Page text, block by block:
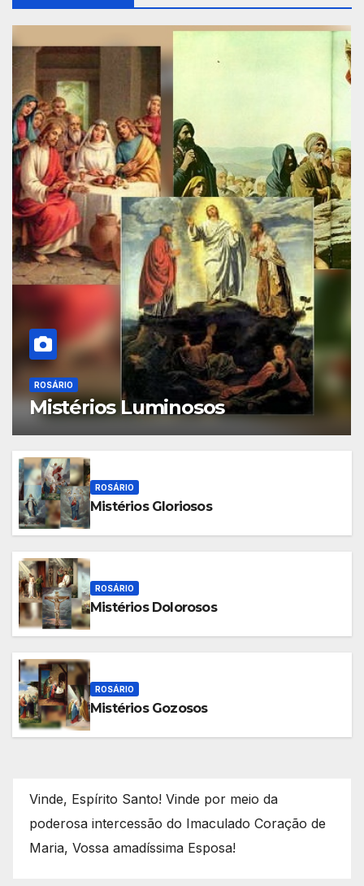
ROSÁRIO
Mistérios Luminosos
ROSÁRIO
Mistérios Gloriosos
ROSÁRIO
Mistérios Dolorosos
ROSÁRIO
Mistérios Gozosos
Vinde, Espírito Santo! Vinde por meio da
poderosa intercessão do Imaculado Coração de
Maria, Vossa amadíssima Esposa!